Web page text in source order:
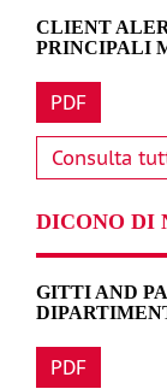
CLIENT
PRINCIPALI
PDF
Consulta
DICONO DI
GITTI AND
PDF